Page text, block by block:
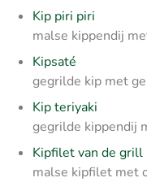
Kip piri piri
malse kippendij
Kipsaté
gegrilde kip met
Kip teriyaki
gegrilde kippendij
Kipfilet van de grill
malse kipfilet met